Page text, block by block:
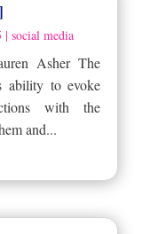
| social media
Asher The
ability to evoke
with the
and...